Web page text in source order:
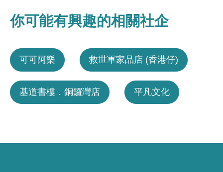
你可能有興趣的相關社企
可可阿樂 救世軍家品店 (香港仔)
基道書樓．銅鑼灣店 平凡文化